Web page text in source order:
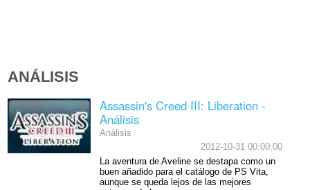
ANÁLISIS
Assassin's Creed III: Liberation -
Análisis
Análisis
2012-10-31 00:00:00
La aventura de Aveline se destapa como un
buen añadido para el catálogo de PS Vita,
aunque se queda lejos de las mejores